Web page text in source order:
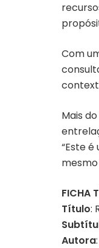
Com
Mais
“Este
FICHA
Título:
Autora